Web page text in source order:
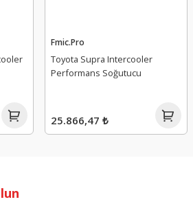
Fmic.Pro
Toyota Supra Intercooler
Performans Soğutucu
25.866,47 ₺